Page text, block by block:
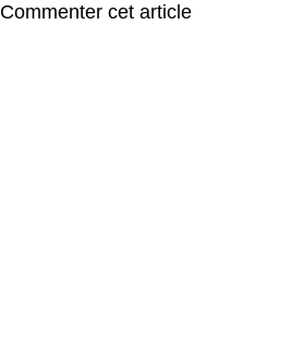
Commenter cet article